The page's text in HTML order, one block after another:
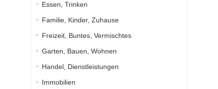
Essen, Trinken
Familie, Kinder, Zuhause
Freizeit, Buntes, Vermischtes
Garten, Bauen, Wohnen
Handel, Dienstleistungen
Immobilien